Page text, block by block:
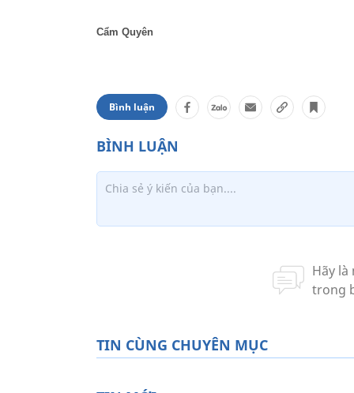
Cẩm Quyên
Bình luận
TIN CÙNG CHUYÊN MỤC